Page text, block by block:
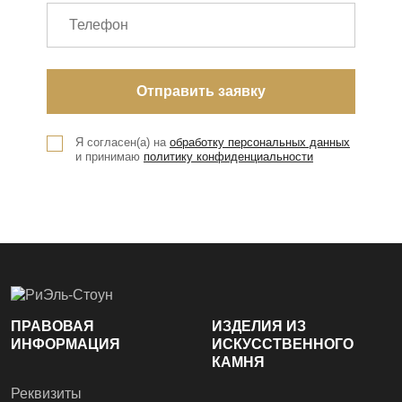
Я согласен(а) на обработку персональных данных
и принимаю политику конфиденциальности
ПРАВОВАЯ
ИНФОРМАЦИЯ
Реквизиты
ИЗДЕЛИЯ ИЗ
ИСКУССТВЕННОГО
КАМНЯ